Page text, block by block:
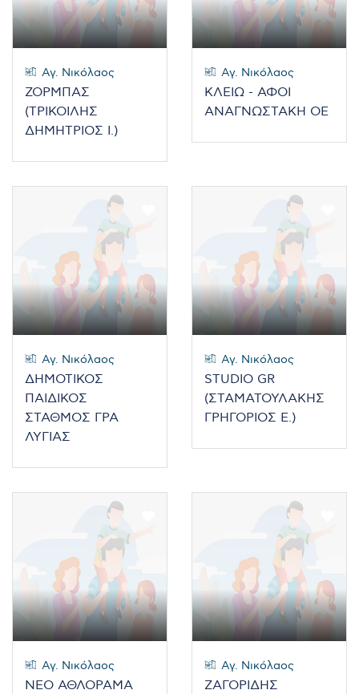
Αγ. Νικόλαος
ΖΟΡΜΠΑΣ
(ΤΡΙΚΟΙΛΗΣ
ΔΗΜΗΤΡΙΟΣ Ι.)
Αγ. Νικόλαος
ΚΛΕΙΩ - ΑΦΟΙ
ΑΝΑΓΝΩΣΤΑΚΗ ΟΕ
Αγ. Νικόλαος
ΔΗΜΟΤΙΚΟΣ
ΠΑΙΔΙΚΟΣ
ΣΤΑΘΜΟΣ ΓΡΑ
ΛΥΓΙΑΣ
Αγ. Νικόλαος
STUDIO GR
(ΣΤΑΜΑΤΟΥΛΑΚΗΣ
ΓΡΗΓΟΡΙΟΣ Ε.)
Αγ. Νικόλαος
ΝΕΟ ΑΘΛΟΡΑΜΑ
Αγ. Νικόλαος
ΖΑΓΟΡΙΔΗΣ